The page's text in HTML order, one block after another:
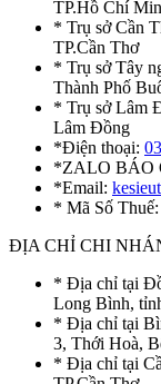
TP.Hồ Chí
* Trụ sở Cần
TP.Cần Thơ
* Trụ sở Tây
Thành Phố
* Trụ sở Lâm
Lâm Đồng
*Điện thoại:
*ZALO BÁO
*Email:
* Mã Số Thuế:
ĐỊA CHỈ CHI
* Địa chỉ tại
Long Bình,
* Địa chỉ tại
3, Thới Hoà,
* Địa chỉ tại